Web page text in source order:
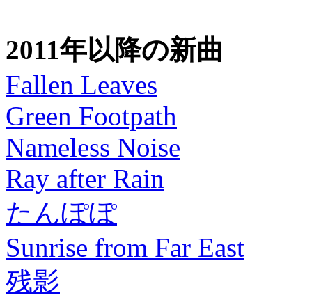
2011年以降の新曲
Fallen Leaves
Green Footpath
Nameless Noise
Ray after Rain
たんぽぽ
Sunrise from Far East
残影